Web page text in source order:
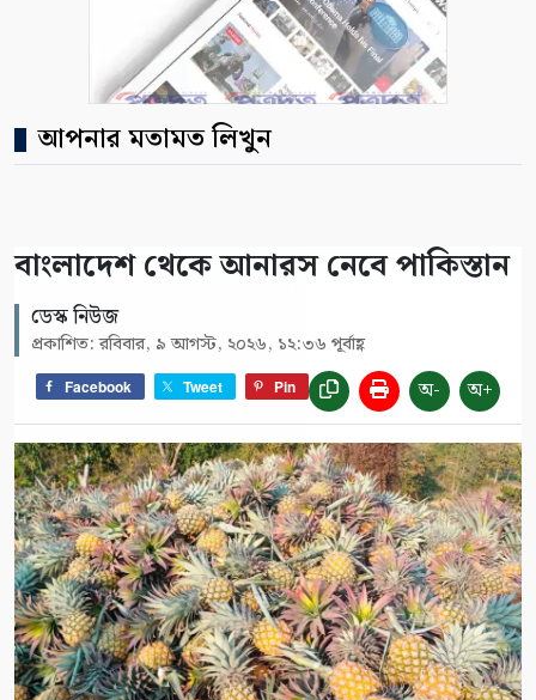
আপনার মতামত লিখুন
বাংলাদেশ থেকে আনারস নেবে পাকিস্তান
ডেস্ক নিউজ
প্রকাশিত: রবিবার, ৯ আগস্ট, ২০২৬, ১২:৩৬ পূর্বাহ্ণ
Facebook Tweet Pin অ- অ+